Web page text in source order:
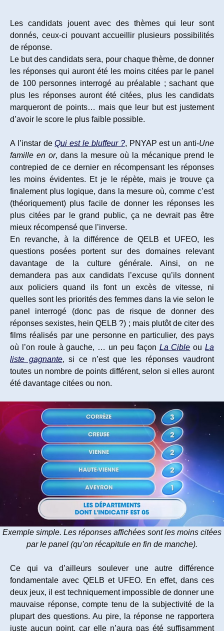
Les candidats jouent avec des thèmes qui leur sont
donnés, ceux-ci pouvant accueillir plusieurs possibilités
de réponse.
Le but des candidats sera, pour chaque thème, de donner
les réponses qui auront été les moins citées par le panel
de 100 personnes interrogé au préalable ; sachant que
plus les réponses auront été citées, plus les candidats
marqueront de points… mais que leur but est justement
d’avoir le score le plus faible possible.
A l’instar deQui est le bluffeur ?, PNYAP est un anti-Une
famille en or, dans la mesure où la mécanique prend le
contrepied de ce dernier en récompensant les réponses
les moins évidentes. Et je le répète, mais je trouve ça
finalement plus logique, dans la mesure où, comme c’est
(théoriquement) plus facile de donner les réponses les
plus citées par le grand public, ça ne devrait pas être
mieux récompensé que l’inverse.
En revanche, à la différence de QELB et UFEO, les
questions posées portent sur des domaines relevant
davantage de la culture générale. Ainsi, on ne
demandera pas aux candidats l’excuse qu’ils donnent
aux policiers quand ils font un excès de vitesse, ni
quelles sont les priorités des femmes dans la vie selon le
panel interrogé (donc pas de risque de donner des
réponses sexistes, hein QELB ?) ; mais plutôt de citer des
films réalisés par une personne en particulier, des pays
où l’on roule à gauche, … un peu façon La Cible ouLa
liste gagnante, si ce n’est que les réponses vaudront
toutes un nombre de points différent, selon si elles auront
été davantage citées ou non.
Exemple simple. Les réponses affichées sont les moins citées
par le panel (qu’on récapitule en fin de manche).
Ce qui va d’ailleurs soulever une autre différence
fondamentale avec QELB et UFEO. En effet, dans ces
deux jeux, il est techniquement impossible de donner une
mauvaise réponse, compte tenu de la subjectivité de la
plupart des questions. Au pire, la réponse ne rapportera
juste aucun point, car elle n’aura pas été suffisamment